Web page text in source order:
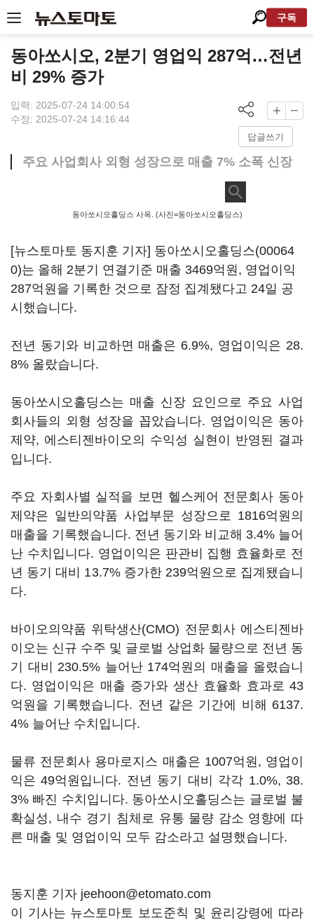
구독
동아쏘시오, 2분기 영업익 287억…전년
비 29% 증가
입력: 2025-07-24 14:00:54
수정: 2025-07-24 14:16:44
답글쓰기
주요 사업회사 외형 성장으로 매출 7% 소폭 신장
동아쏘시오홀딩스 사옥. (사진=동아쏘시오홀딩스)
[뉴스토마토 동지훈 기자] 동아쏘시오홀딩스(00064
0)는 올해 2분기 연결기준 매출 3469억원, 영업이익
287억원을 기록한 것으로 잠정 집계됐다고 24일 공
시했습니다.
전년 동기와 비교하면 매출은 6.9%, 영업이익은 28.
8% 올랐습니다.
동아쏘시오홀딩스는 매출 신장 요인으로 주요 사업
회사들의 외형 성장을 꼽았습니다. 영업이익은 동아
제약, 에스티젠바이오의 수익성 실현이 반영된 결과
입니다.
주요 자회사별 실적을 보면 헬스케어 전문회사 동아
제약은 일반의약품 사업부문 성장으로 1816억원의
매출을 기록했습니다. 전년 동기와 비교해 3.4% 늘어
난 수치입니다. 영업이익은 판관비 집행 효율화로 전
년 동기 대비 13.7% 증가한 239억원으로 집계됐습니
다.
바이오의약품 위탁생산(CMO) 전문회사 에스티젠바
이오는 신규 수주 및 글로벌 상업화 물량으로 전년 동
기 대비 230.5% 늘어난 174억원의 매출을 올렸습니
다. 영업이익은 매출 증가와 생산 효율화 효과로 43
억원을 기록했습니다. 전년 같은 기간에 비해 6137.
4% 늘어난 수치입니다.
물류 전문회사 용마로지스 매출은 1007억원, 영업이
익은 49억원입니다. 전년 동기 대비 각각 1.0%, 38.
3% 빠진 수치입니다. 동아쏘시오홀딩스는 글로벌 불
확실성, 내수 경기 침체로 유통 물량 감소 영향에 따
른 매출 및 영업이익 모두 감소라고 설명했습니다.
동지훈 기자 jeehoon@etomato.com
이 기사는 뉴스토마토 보도준칙 및 윤리강령에 따라